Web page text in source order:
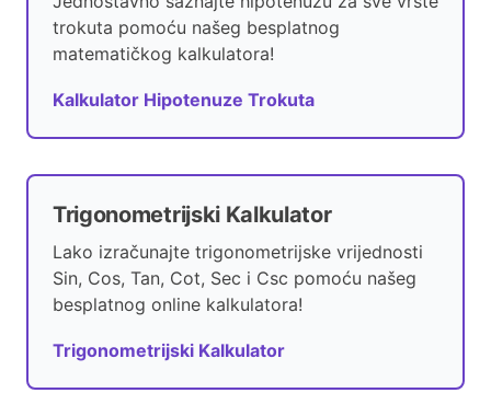
trokuta pomoću našeg besplatnog
matematičkog kalkulatora!
Kalkulator Hipotenuze Trokuta
Trigonometrijski Kalkulator
Lako izračunajte trigonometrijske vrijednosti
Sin, Cos, Tan, Cot, Sec i Csc pomoću našeg
besplatnog online kalkulatora!
Trigonometrijski Kalkulator